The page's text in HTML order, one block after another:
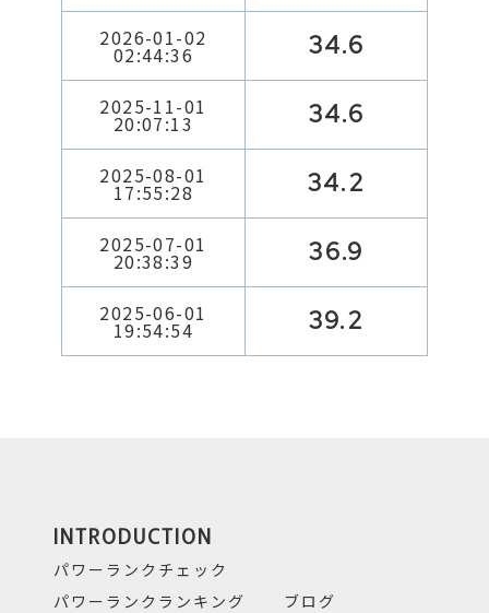
2026-01-02
02:44:36 34.6
2025-11-01
20:07:13 34.6
2025-08-01
17:55:28 34.2
2025-07-01
20:38:39 36.9
2025-06-01
19:54:54 39.2
INTRODUCTION
パワーランクチェック
パワーランクランキング
ブログ